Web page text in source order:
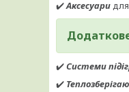
✔️Аксесуари
✔️Системи
✔️